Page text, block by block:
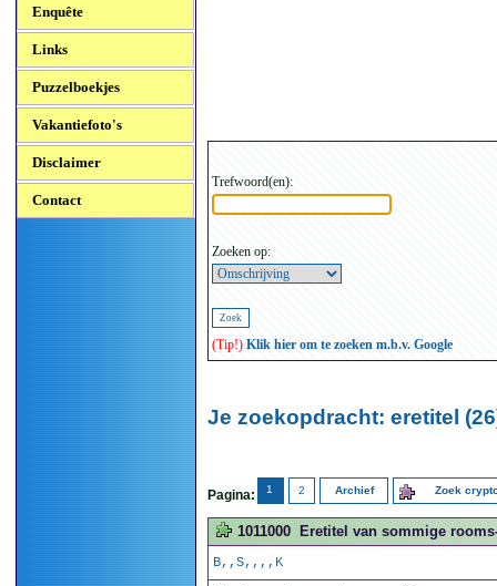
Enquête
Links
Puzzelboekjes
Vakantiefoto's
Disclaimer
Contact
Trefwoord(en):
Zoeken op:
(Tip!) Klik hier om te zoeken m.b.v. Google
Je zoekopdracht: eretitel
Pagina: 1 2 Archief Zoek
1011000 Eretitel van sommige
B,,S,,,,K